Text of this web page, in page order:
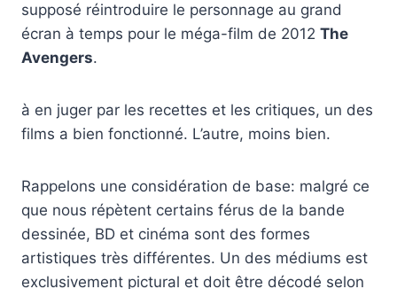
supposé réintroduire le personnage au grand
écran à temps pour le méga-film de 2012 The
Avengers.
à en juger par les recettes et les critiques, un des
films a bien fonctionné. L’autre, moins bien.
Rappelons une considération de base: malgré ce
que nous répètent certains férus de la bande
dessinée, BD et cinéma sont des formes
artistiques très différentes. Un des médiums est
exclusivement pictural et doit être décodé selon